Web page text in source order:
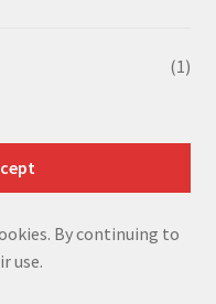
(1)
By continuing to
use.